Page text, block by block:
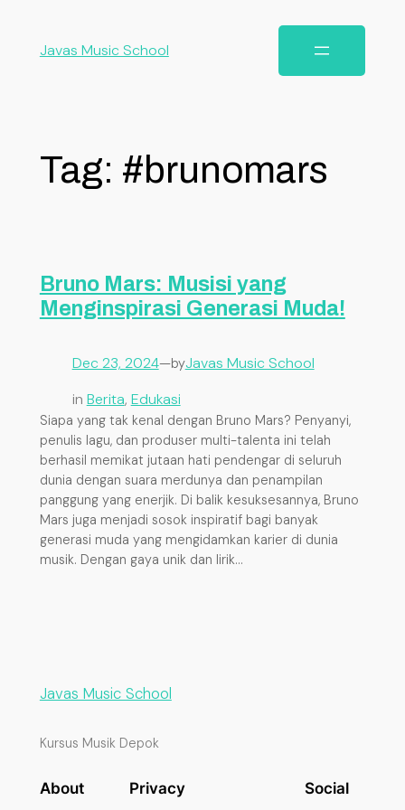
Javas Music School
Tag: #brunomars
Bruno Mars: Musisi yang
Menginspirasi Generasi Muda!
Dec 23, 2024—byJavas Music School
in Berita, Edukasi
Siapa yang tak kenal dengan Bruno Mars? Penyanyi,
penulis lagu, dan produser multi-talenta ini telah
berhasil memikat jutaan hati pendengar di seluruh
dunia dengan suara merdunya dan penampilan
panggung yang enerjik. Di balik kesuksesannya, Bruno
Mars juga menjadi sosok inspiratif bagi banyak
generasi muda yang mengidamkan karier di dunia
musik. Dengan gaya unik dan lirik…
Javas Music School
Kursus Musik Depok
About Privacy Social